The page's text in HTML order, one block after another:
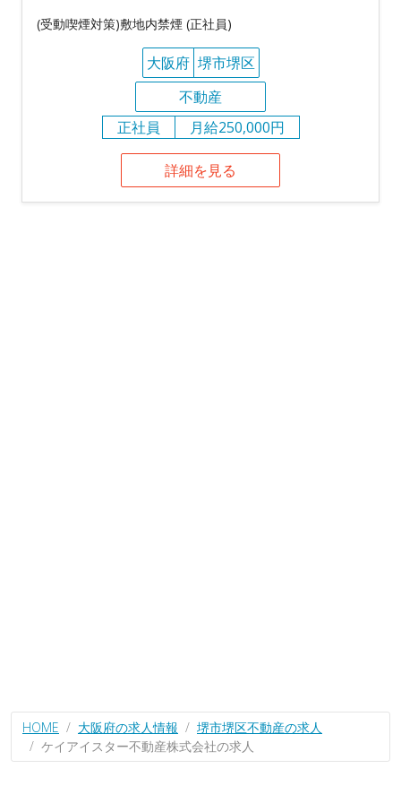
(受動喫煙対策)敷地内禁煙 (正社員)
大阪府 堺市堺区
不動産
正社員
月給250,000円
詳細を見る
HOME 大阪府の求人情報
堺市堺区不動産の求人
ケイアイスター不動産株式会社の求人